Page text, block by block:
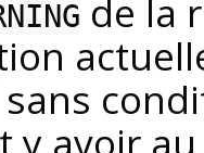
de la
sans